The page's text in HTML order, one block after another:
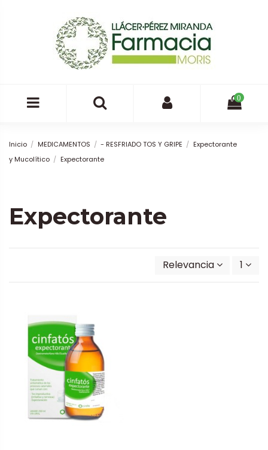
0
Inicio MEDICAMENTOS - RESFRIADO TOS Y GRIPE
Expectorante
y Mucolítico
Expectorante
Expectorante
Relevancia 1